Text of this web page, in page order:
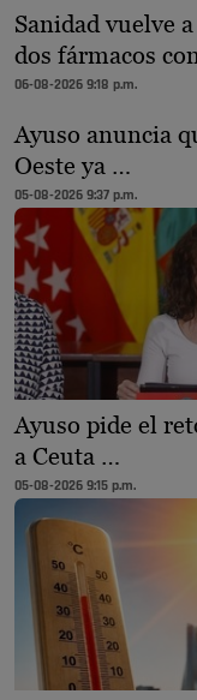
Sanidad vuelve
dos fármacos
06-08-2026 9:18 p.m.
Ayuso anuncia
Oeste ya …
05-08-2026 9:37 p.m.
Ayuso pide el
a Ceuta …
05-08-2026 9:15 p.m.